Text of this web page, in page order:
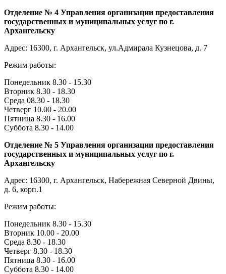
Отделение № 4 Управления организации предоставления
государственных и муниципальных услуг по г.
Архангельску
Адрес: 16300, г. Архангельск, ул.Адмирала Кузнецова, д. 7
Режим работы:
Понедельник 8.30 - 15.30
Вторник 8.30 - 18.30
Среда 08.30 - 18.30
Четверг 10.00 - 20.00
Пятница 8.30 - 16.00
Суббота 8.30 - 14.00
Отделение № 5 Управления организации предоставления
государственных и муниципальных услуг по г.
Архангельску
Адрес: 16300, г. Архангельск, Набережная Северной Двины,
д. 6, корп.1
Режим работы:
Понедельник 8.30 - 15.30
Вторник 10.00 - 20.00
Среда 8.30 - 18.30
Четверг 8.30 - 18.30
Пятница 8.30 - 16.00
Суббота 8.30 - 14.00